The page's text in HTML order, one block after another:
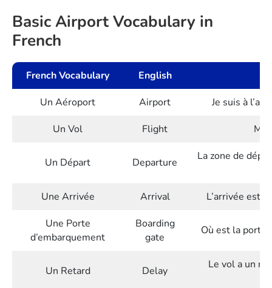
Basic Airport Vocabulary in
French
French Vocabulary
English
Un Aéroport
Airport
Je suis à
Un Vol
Flight
Un Départ Departure La zone de
Une Arrivée Arrival
L’arrivée est
Une Porte
d’embarquement
Boarding
gate
Où est la porte
Un Retard Delay Le vol a un